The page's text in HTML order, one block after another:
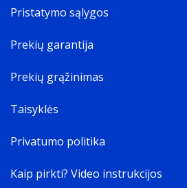
Pristatymo sąlygos
Prekių garantija
Prekių grąžinimas
Taisyklės
Privatumo politika
Kaip pirkti? Video instrukcijos